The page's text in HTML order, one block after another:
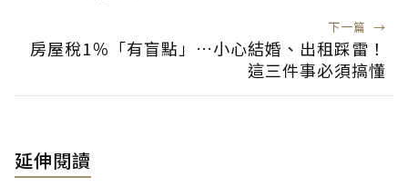
下一篇 →
房屋稅1％「有盲點」…小心結婚、出租踩雷！
這三件事必須搞懂
延伸閱讀